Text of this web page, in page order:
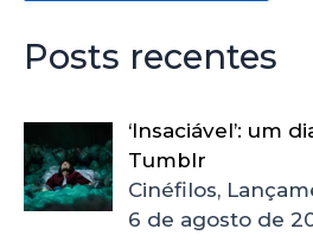
Posts recentes
‘Insaciável’: um
Tumblr
Cinéfilos,
6 de agosto de